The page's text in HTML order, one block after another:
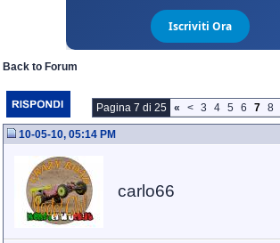
Back to Forum
Pagina 7 di 25 « < 3 4 5 6 7 8
10-05-10, 05:14 PM
carlo66